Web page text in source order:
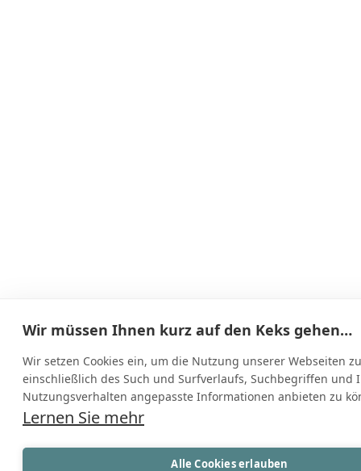
Wir müssen Ihnen kurz auf den Keks gehen…
Wir setzen Cookies ein, um die Nutzung unserer Webseiten
einschließlich des Such und Surfverlaufs, Suchbegriffen und
Nutzungsverhalten angepasste Informationen anbieten zu
Lernen Sie mehr
Alle Cookies erlauben